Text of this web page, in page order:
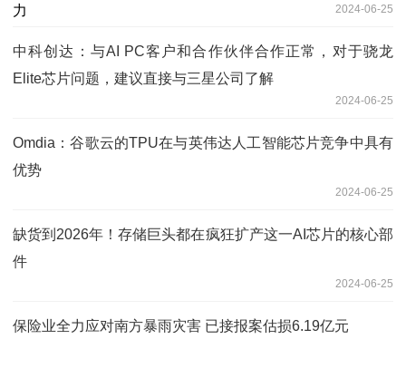
2024-06-25
中科创达：与AI PC客户和合作伙伴合作正常，对于骁龙
Elite芯片问题，建议直接与三星公司了解
2024-06-25
Omdia：谷歌云的TPU在与英伟达人工智能芯片竞争中具有
优势
2024-06-25
缺货到2026年！存储巨头都在疯狂扩产这一AI芯片的核心部
件
2024-06-25
保险业全力应对南方暴雨灾害 已接报案估损6.19亿元